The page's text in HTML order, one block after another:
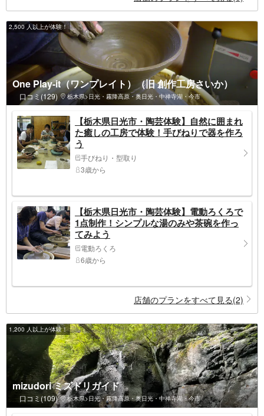
2,500 人以上が体験！
One Play-it（ワンプレイト）（旧 創作工房さいか）
口コミ(129) 栃木県>日光・霧降高原・奥日光・中禅寺湖・今市
【栃木県日光市・陶芸体験】自然に囲まれ
た癒しの工房で体験！手びねりで器を作ろ
う
手びねり・型取り
3歳から
【栃木県日光市・陶芸体験】電動ろくろで
1点制作！シンプルな湯のみや茶碗を作っ
てみよう
電動ろくろ
6歳から
店舗のプランをすべて見る(2)
1,200 人以上が体験！
mizudori ミズドリガイド
口コミ(109) 栃木県>日光・霧降高原・奥日光・中禅寺湖・今市